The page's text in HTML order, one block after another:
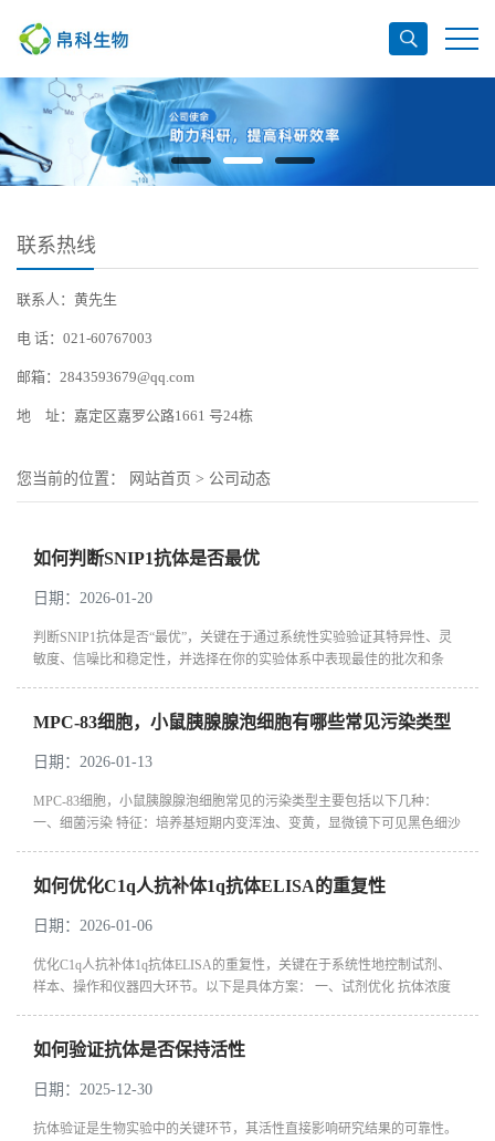
联系热线
联系人：黄先生
电 话：021-60767003
邮箱：2843593679@qq.com
地 址：嘉定区嘉罗公路1661 号24栋
您当前的位置： 网站首页 > 公司动态
如何判断SNIP1抗体是否最优
日期：2026-01-20
判断SNIP1抗体是否“最优”，关键在于通过系统性实验验证其‌特异性、灵
敏度、信噪比和稳定性‌，并选择在你的实验体系中表现最佳的批次和条
MPC-83细胞，小鼠胰腺腺泡细胞有哪些常见污染类型
日期：2026-01-13
MPC-83细胞，小鼠胰腺腺泡细胞常见的污染类型主要包括以下几种：
一、细菌污染 ‌特征‌：培养基短期内变浑浊、变黄，显微镜下可见黑色细沙
如何优化C1q人抗补体1q抗体ELISA的重复性
日期：2026-01-06
优化C1q人抗补体1q抗体ELISA的重复性，关键在于系统性地控制试剂、
样本、操作和仪器四大环节。以下是具体方案： 一、试剂优化 ‌抗体浓度
如何验证抗体是否保持活性
日期：2025-12-30
抗体验证是生物实验中的关键环节，其活性直接影响研究结果的可靠性。